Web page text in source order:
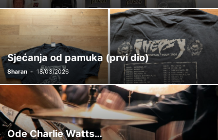
Sjećanja od pamuka (prvi dio)
Sharan - 18/03/2026
Ode Charlie Watts…